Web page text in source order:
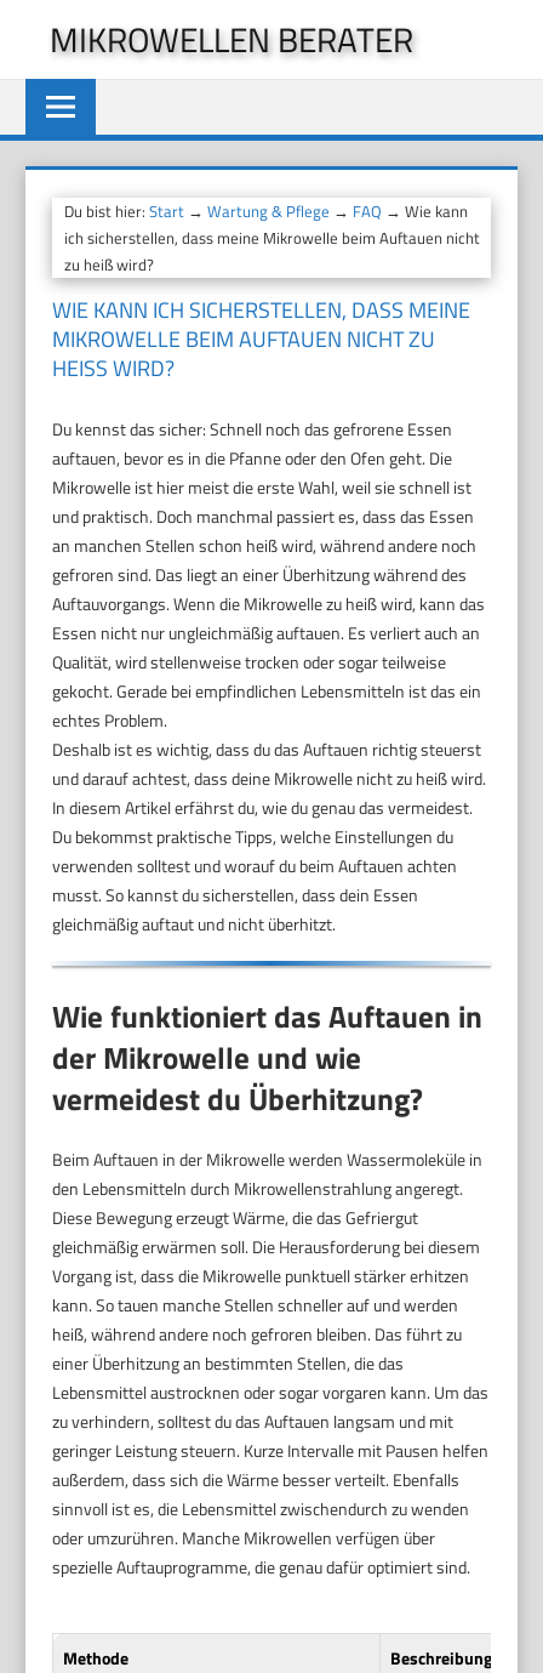
springen
MIKROWELLEN BERATER
Du bist hier:Start →Wartung & Pflege → FAQ → Wie kann
ich sicherstellen, dass meine Mikrowelle beim Auftauen nicht
zu heiß wird?
WIE KANN ICH SICHERSTELLEN, DASS MEINE
MIKROWELLE BEIM AUFTAUEN NICHT ZU
HEISS WIRD?
Du kennst das sicher: Schnell noch das gefrorene Essen
auftauen, bevor es in die Pfanne oder den Ofen geht. Die
Mikrowelle ist hier meist die erste Wahl, weil sie schnell ist
und praktisch. Doch manchmal passiert es, dass das Essen
an manchen Stellen schon heiß wird, während andere noch
gefroren sind. Das liegt an einer Überhitzung während des
Auftauvorgangs. Wenn die Mikrowelle zu heiß wird, kann das
Essen nicht nur ungleichmäßig auftauen. Es verliert auch an
Qualität, wird stellenweise trocken oder sogar teilweise
gekocht. Gerade bei empfindlichen Lebensmitteln ist das ein
echtes Problem.
Deshalb ist es wichtig, dass du das Auftauen richtig steuerst
und darauf achtest, dass deine Mikrowelle nicht zu heiß wird.
In diesem Artikel erfährst du, wie du genau das vermeidest.
Du bekommst praktische Tipps, welche Einstellungen du
verwenden solltest und worauf du beim Auftauen achten
musst. So kannst du sicherstellen, dass dein Essen
gleichmäßig auftaut und nicht überhitzt.
Wie funktioniert das Auftauen in
der Mikrowelle und wie
vermeidest du Überhitzung?
Beim Auftauen in der Mikrowelle werden Wassermoleküle in
den Lebensmitteln durch Mikrowellenstrahlung angeregt.
Diese Bewegung erzeugt Wärme, die das Gefriergut
gleichmäßig erwärmen soll. Die Herausforderung bei diesem
Vorgang ist, dass die Mikrowelle punktuell stärker erhitzen
kann. So tauen manche Stellen schneller auf und werden
heiß, während andere noch gefroren bleiben. Das führt zu
einer Überhitzung an bestimmten Stellen, die das
Lebensmittel austrocknen oder sogar vorgaren kann. Um das
zu verhindern, solltest du das Auftauen langsam und mit
geringer Leistung steuern. Kurze Intervalle mit Pausen helfen
außerdem, dass sich die Wärme besser verteilt. Ebenfalls
sinnvoll ist es, die Lebensmittel zwischendurch zu wenden
oder umzurühren. Manche Mikrowellen verfügen über
spezielle Auftauprogramme, die genau dafür optimiert sind.
Methode
Beschreibung